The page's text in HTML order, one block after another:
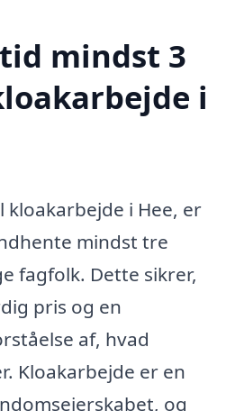
mindst 3
i
i Hee, er
mindst tre
fagfolk. Dette sikrer,
pris og en
af, hvad
Kloakarbejde er en
og